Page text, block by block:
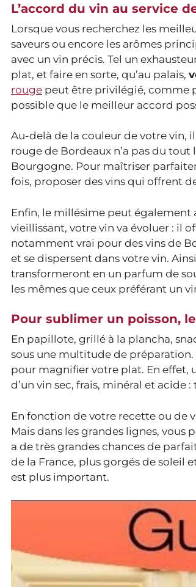
L’accord du vin au service
Lorsque vous recherchez les
saveurs ou encore les arômes
avec un vin précis. Tel un
plat, et faire en sorte, qu’au palais,
rouge peut être privilégié, comme
possible que le meilleur accord
Au-delà de la couleur de votre vin,
rouge de Bordeaux n’a pas du
Bourgogne. Pour maîtriser
fois, proposer des vins qui offrent
Enfin, le millésime peut également
vieillissant, votre vin va évoluer : il
notamment vrai pour des vins de
et se dispersent dans votre vin.
transformeront en un parfum de
les mêmes que ceux préférant un
Pour sublimer un poisson,
En papillote, grillé à la plancha,
sous une multitude de
pour magnifier votre plat. En effet,
d’un vin sec, frais, minéral et acide
En fonction de votre recette ou de
Mais dans les grandes lignes, vous
a de très grandes chances de
de la France, plus gorgés de soleil
est plus important.